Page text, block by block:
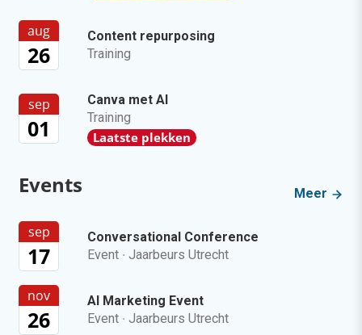
aug
26
Content repurposing
Training
sep
01
Canva met AI
Training
Laatste plekken
Events Meer
sep
17
Conversational Conference
Event · Jaarbeurs Utrecht
nov
26
AI Marketing Event
Event · Jaarbeurs Utrecht